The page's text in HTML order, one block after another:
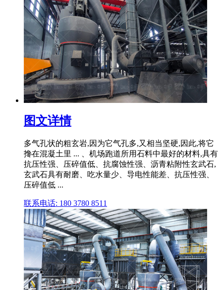
图文详情
多气孔状的粗玄岩,因为它气孔多,又相当坚硬,因此,将它
搀在混凝土里 ... 、机场跑道所用石料中最好的材料,具有
抗压性强、压碎值低、抗腐蚀性强、沥青粘附性玄武石,
玄武石具有耐磨、吃水量少、导电性能差、抗压性强、
压碎值低 ...
联系电话: 180 3780 8511